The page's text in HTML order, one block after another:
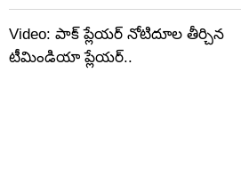
Video: పాక్ ప్లేయర్ నోటిదూల తీర్చిన
టీమిండియా ప్లేయర్..